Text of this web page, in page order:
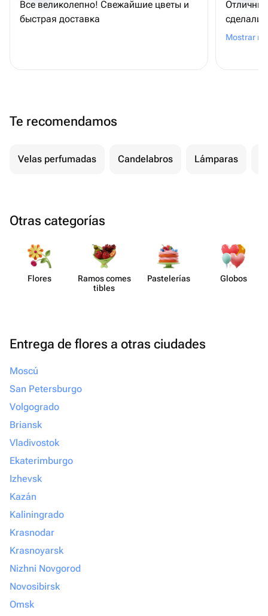
Все великолепно! Свежайшие цветы и
быстрая доставка
Отличный
сделали. Порадовали получателя)))
Спасибо
Mostrar
Te recomendamos
Velas perfumadas Candelabros Lámparas
Otras categorías
Flores
Ramos comes​
tibles
Paste​lerías Globos
Entrega de flores a otras ciudades
Moscú
San Petersburgo
Volgogrado
Briansk
Vladivostok
Ekaterimburgo
Izhevsk
Kazán
Kaliningrado
Krasnodar
Krasnoyarsk
Nizhni Novgorod
Novosibirsk
Omsk